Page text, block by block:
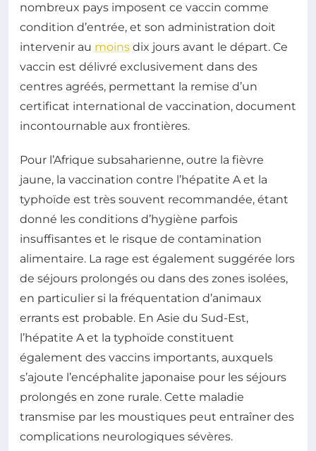
nombreux pays imposent ce vaccin comme
condition d’entrée, et son administration doit
intervenir au moins dix jours avant le départ. Ce
vaccin est délivré exclusivement dans des
centres agréés, permettant la remise d’un
certificat international de vaccination, document
incontournable aux frontières.
Pour l’Afrique subsaharienne, outre la fièvre
jaune, la vaccination contre l’hépatite A et la
typhoïde est très souvent recommandée, étant
donné les conditions d’hygiène parfois
insuffisantes et le risque de contamination
alimentaire. La rage est également suggérée lors
de séjours prolongés ou dans des zones isolées,
en particulier si la fréquentation d’animaux
errants est probable. En Asie du Sud-Est,
l’hépatite A et la typhoïde constituent
également des vaccins importants, auxquels
s’ajoute l’encéphalite japonaise pour les séjours
prolongés en zone rurale. Cette maladie
transmise par les moustiques peut entraîner des
complications neurologiques sévères.